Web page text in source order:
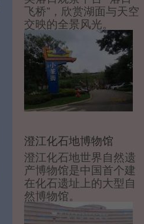
飞桥”，欣赏湖面与天空
交映的全景风光。
澄江化石地博物馆
澄江化石地世界自然遗
产博物馆是中国首个建
在化石遗址上的大型自
然博物馆。